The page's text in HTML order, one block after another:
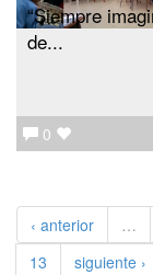
“Siempre
de...
0
‹ anterior …
13
siguiente ›